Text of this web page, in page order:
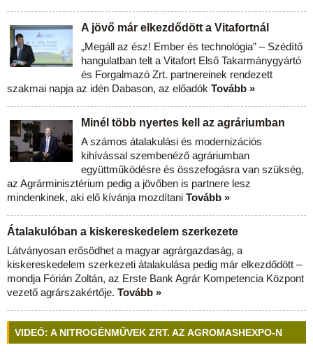
A jövő már elkezdődött a Vitafortnál
„Megáll az ész! Ember és technológia” – Szédítő
hangulatban telt a Vitafort Első Takarmánygyártó
és Forgalmazó Zrt. partnereinek rendezett
szakmai napja az idén Dabason, az előadók Tovább »
Minél több nyertes kell az agráriumban
A számos átalakulási és modernizációs
kihívással szembenéző agráriumban
együttműködésre és összefogásra van szükség,
az Agrárminisztérium pedig a jövőben is partnere lesz
mindenkinek, aki elő kívánja mozdítani Tovább »
Átalakulóban a kiskereskedelem szerkezete
Látványosan erősödhet a magyar agrárgazdaság, a
kiskereskedelem szerkezeti átalakulása pedig már elkezdődött –
mondja Fórián Zoltán, az Erste Bank Agrár Kompetencia Központ
vezető agrárszakértője. Tovább »
VIDEÓ: A NITROGÉNMŰVEK ZRT. AZ AGROMASHEXPO-N